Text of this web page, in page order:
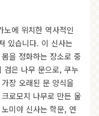
에 위치한 역사적인
있습니다. 이 신사는
을 정화하는 장소로 중
검은 나무 문으로, 쿠누
장 오래된 문 양식을
로모지 나무로 만든 울
미야 신사는 학문, 연